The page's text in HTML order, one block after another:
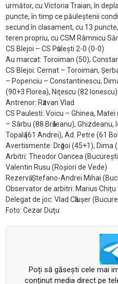
următor, cu Victoria Traian, în
puncte, în timp ce păuleștenii
secund în clasament, cu 13
teren propriu, cu CSM Râmnicu
CS Blejoi – CS Pӑuleşti 2-0 (0-0)
Au marcat: Toroiman (50),
CS Blejoi: Cernat – Toroiman,
– Popenciu – Constantinescu,
(90+3 Florea), Niţescu (82
Antrenor: Rӑzvan Vlad
CS Paulesti: Voicu – Ghinea, Matei
– Sârbu (88 Brӑileanu),
Topalӑ (61 Andrei), Ad. Petre (61
Avertismente: Drӑgoi (45+1), Dima
Arbitri: Theodor Oancea
Valentin Rusu (Roşiori de Vede)
Rezervӑ: Ştefano-Andrei Mihai
Observator de arbitri: Marius
Delegat de joc: Vlad Cӑluşer
Foto: Cezar Duţu
Poți să găsești cele mai
conținut media direct pe